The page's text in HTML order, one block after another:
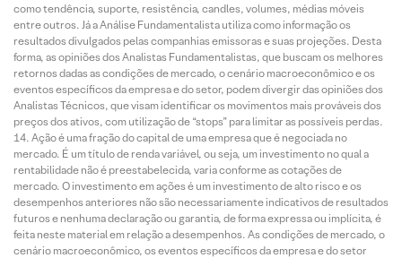
como tendência, suporte, resistência, candles, volumes, médias móveis
entre outros. Já a Análise Fundamentalista utiliza como informação os
resultados divulgados pelas companhias emissoras e suas projeções. Desta
forma, as opiniões dos Analistas Fundamentalistas, que buscam os melhores
retornos dadas as condições de mercado, o cenário macroeconômico e os
eventos específicos da empresa e do setor, podem divergir das opiniões dos
Analistas Técnicos, que visam identificar os movimentos mais prováveis dos
preços dos ativos, com utilização de “stops” para limitar as possíveis perdas.
Ação é uma fração do capital de uma empresa que é negociada no
mercado. É um título de renda variável, ou seja, um investimento no qual a
rentabilidade não é preestabelecida, varia conforme as cotações de
mercado. O investimento em ações é um investimento de alto risco e os
desempenhos anteriores não são necessariamente indicativos de resultados
futuros e nenhuma declaração ou garantia, de forma expressa ou implícita, é
feita neste material em relação a desempenhos. As condições de mercado, o
cenário macroeconômico, os eventos específicos da empresa e do setor